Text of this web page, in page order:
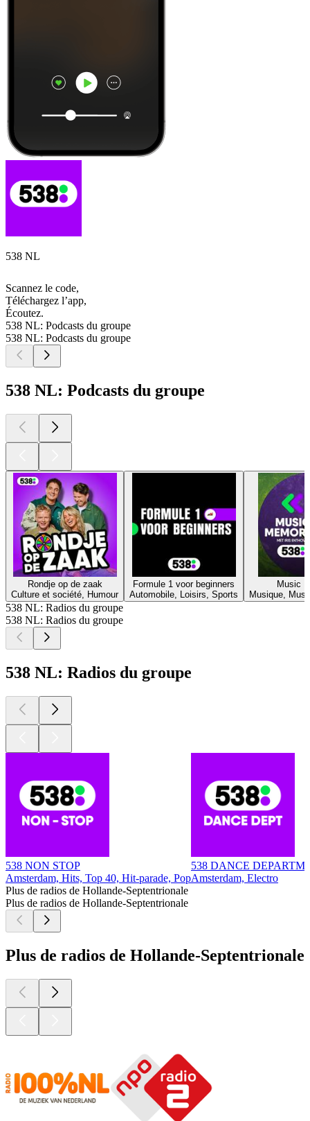
538 NL
Scannez le code,
Téléchargez l’app,
Écoutez.
538 NL: Podcasts du groupe
538 NL: Podcasts du groupe
538 NL: Podcasts du groupe
Rondje op de zaak
Culture et société, Humour
Formule 1 voor beginners
Automobile, Loisirs, Sports
Music
Musique,
538 NL: Radios du groupe
538 NL: Radios du groupe
538 NL: Radios du groupe
538 NON STOP
Amsterdam, Hits, Top 40, Hit-parade, Pop
538 DANCE
Amsterdam, Electro
Plus de radios de Hollande-Septentrionale
Plus de radios de Hollande-Septentrionale
Plus de radios de Hollande-Septentrionale